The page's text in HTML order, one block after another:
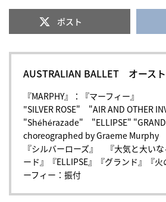
ポスト
AUSTRALIAN BALLET オース
『MARPHY』：『マーフィー』
"SILVER ROSE" "AIR AND OTHER
"Shéhérazade" "ELLIPSE"
choreographed by Graeme Murphy
『シルバーローズ』 『大気と大い
ード』『ELLIPSE』『グランド』『
ーフィー：振付